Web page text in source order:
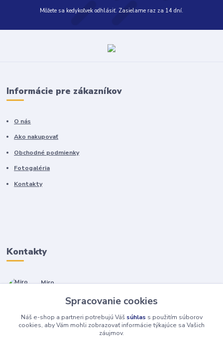
Môžete sa kedykoľvek odhlásiť. Zasielame raz za 14 dní.
Informácie pre zákazníkov
O nás
Ako nakupovať
Obchodné podmienky
Fotogaléria
Kontakty
Kontakty
Miro
(Po-Pia, 7-17 hod.)
isopneumatiky@isopneumatiky.sk
Spracovanie cookies
Náš e-shop a partneri potrebujú Váš súhlas s použitím súborov
cookies, aby Vám mohli zobrazovať informácie týkajúce sa Vašich
záujmov.